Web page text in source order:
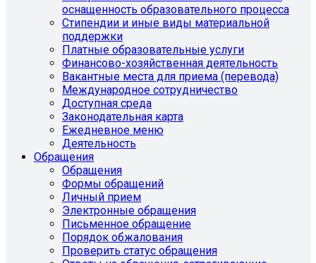
оснащенность образовательного процесса
Стипендии и иные виды материальной
поддержки
Платные образовательные услуги
Финансово-хозяйственная деятельность
Вакантные места для приема (перевода)
Международное сотрудничество
Доступная среда
Законодательная карта
Ежедневное меню
Деятельность
Обращения
Обращения
Формы обращений
Личный прием
Электронные обращения
Письменное обращение
Порядок обжалования
Проверить статус обращения